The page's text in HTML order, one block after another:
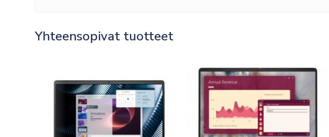
Yhteensopivat tuotteet